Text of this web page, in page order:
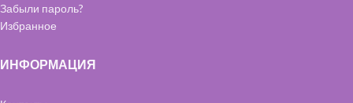
Забыли пароль?
Избранное
ИНФОРМАЦИЯ